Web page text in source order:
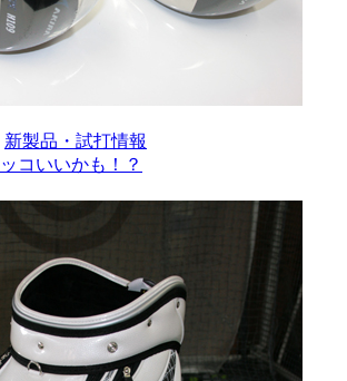
新製品・試打情報
コいいかも！？